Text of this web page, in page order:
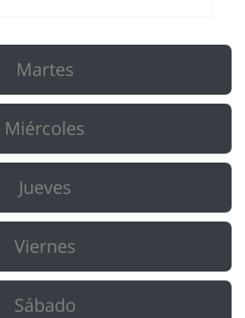
Martes
Miércoles
Jueves
Viernes
Sábado